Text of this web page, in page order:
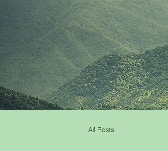
All Posts